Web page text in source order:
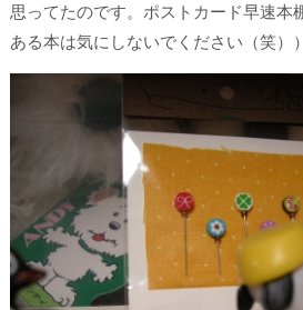
思ってたのです。ポストカード早速本
ある本は気にしないでください（笑）